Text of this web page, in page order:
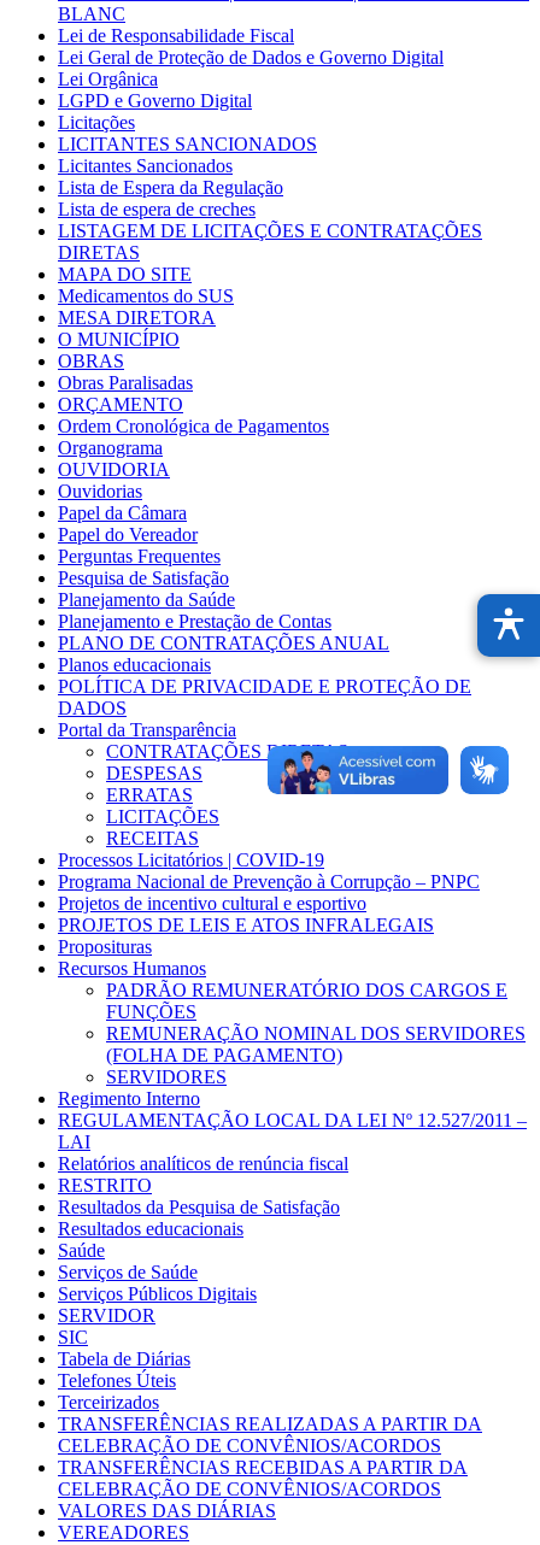
BLANC
Lei de Responsabilidade Fiscal
Lei Geral de Proteção de Dados e Governo Digital
Lei Orgânica
LGPD e Governo Digital
Licitações
LICITANTES SANCIONADOS
Licitantes Sancionados
Lista de Espera da Regulação
Lista de espera de creches
LISTAGEM DE LICITAÇÕES E CONTRATAÇÕES
DIRETAS
MAPA DO SITE
Medicamentos do SUS
MESA DIRETORA
O MUNICÍPIO
OBRAS
Obras Paralisadas
ORÇAMENTO
Ordem Cronológica de Pagamentos
Organograma
OUVIDORIA
Ouvidorias
Papel da Câmara
Papel do Vereador
Perguntas Frequentes
Pesquisa de Satisfação
Planejamento da Saúde
Planejamento e Prestação de Contas
PLANO DE CONTRATAÇÕES ANUAL
Planos educacionais
POLÍTICA DE PRIVACIDADE E PROTEÇÃO DE
DADOS
Portal da Transparência
CONTRATAÇÕES DIRETAS
DESPESAS
ERRATAS
LICITAÇÕES
RECEITAS
Processos Licitatórios | COVID-19
Programa Nacional de Prevenção à Corrupção – PNPC
Projetos de incentivo cultural e esportivo
PROJETOS DE LEIS E ATOS INFRALEGAIS
Proposituras
Recursos Humanos
PADRÃO REMUNERATÓRIO DOS CARGOS E
FUNÇÕES
REMUNERAÇÃO NOMINAL DOS SERVIDORES
(FOLHA DE PAGAMENTO)
SERVIDORES
Regimento Interno
REGULAMENTAÇÃO LOCAL DA LEI Nº 12.527/2011 –
LAI
Relatórios analíticos de renúncia fiscal
RESTRITO
Resultados da Pesquisa de Satisfação
Resultados educacionais
Saúde
Serviços de Saúde
Serviços Públicos Digitais
SERVIDOR
SIC
Tabela de Diárias
Telefones Úteis
Terceirizados
TRANSFERÊNCIAS REALIZADAS A PARTIR DA
CELEBRAÇÃO DE CONVÊNIOS/ACORDOS
TRANSFERÊNCIAS RECEBIDAS A PARTIR DA
CELEBRAÇÃO DE CONVÊNIOS/ACORDOS
VALORES DAS DIÁRIAS
VEREADORES